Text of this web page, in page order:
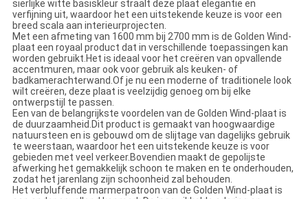
sierlijke witte basiskleur straalt deze plaat elegantie en
verfijning uit, waardoor het een uitstekende keuze is voor een
breed scala aan interieurprojecten.
Met een afmeting van 1600 mm bij 2700 mm is de Golden Wind-
plaat een royaal product dat in verschillende toepassingen kan
worden gebruikt.Het is ideaal voor het creëren van opvallende
accentmuren, maar ook voor gebruik als keuken- of
badkamerachterwand.Of je nu een moderne of traditionele look
wilt creëren, deze plaat is veelzijdig genoeg om bij elke
ontwerpstijl te passen.
Een van de belangrijkste voordelen van de Golden Wind-plaat is
de duurzaamheid.Dit product is gemaakt van hoogwaardige
natuursteen en is gebouwd om de slijtage van dagelijks gebruik
te weerstaan, waardoor het een uitstekende keuze is voor
gebieden met veel verkeer.Bovendien maakt de gepolijste
afwerking het gemakkelijk schoon te maken en te onderhouden,
zodat het jarenlang zijn schoonheid zal behouden.
Het verbluffende marmerpatroon van de Golden Wind-plaat is